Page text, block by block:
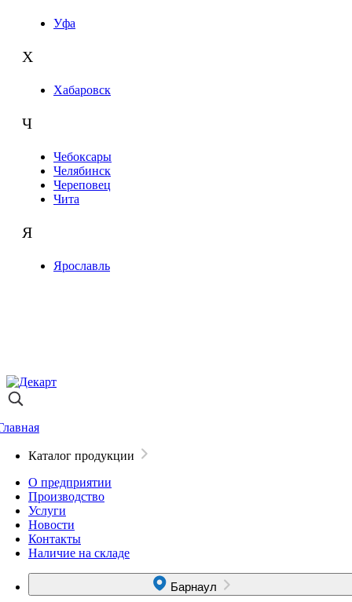
Уфа
Х
Хабаровск
Ч
Чебоксары
Челябинск
Череповец
Чита
Я
Ярославль
Каталог продукции
О предприятии
Производство
Услуги
Новости
Контакты
Наличие на складе
Барнаул